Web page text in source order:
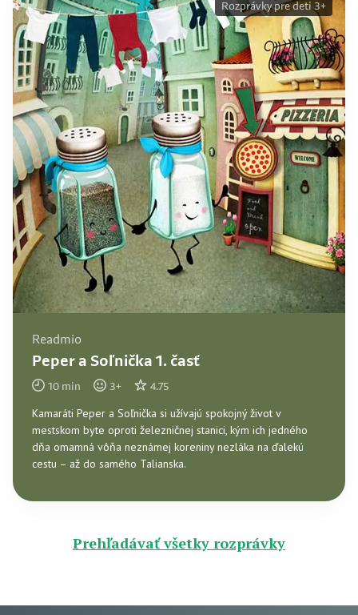
Readmio
Peper a Soľnička 1. časť
10 min 3+ 4.75
Kamaráti Peper a Soľnička si užívajú spokojný život v
mestskom byte oproti železničnej stanici, kým ich jedného
dňa omamná vôňa neznámej koreniny nezláka na ďalekú
cestu – až do samého Talianska.
Rozprávky pre deti 3+
Prehľadávať všetky rozprávky